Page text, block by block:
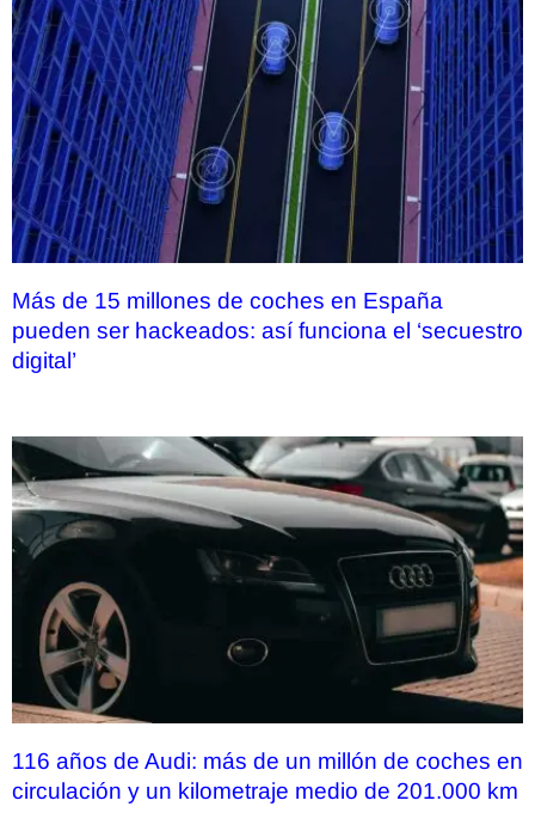
Más de 15 millones de coches en España
pueden ser hackeados: así funciona el ‘secuestro
digital’
116 años de Audi: más de un millón de coches en
circulación y un kilometraje medio de 201.000 km